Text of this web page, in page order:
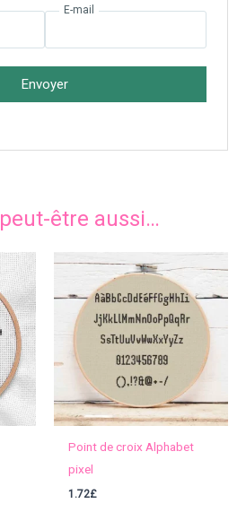
E-mail
Envoyer
être aussi…
Point de croix Alphabet
pixel
1.72£